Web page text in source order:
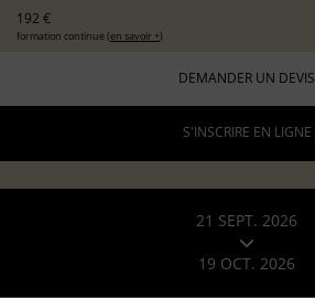
192 €
formation continue (en savoir +)
DEMANDER UN DEVIS
S'INSCRIRE EN LIGNE
21 SEPT. 2026
19 OCT. 2026